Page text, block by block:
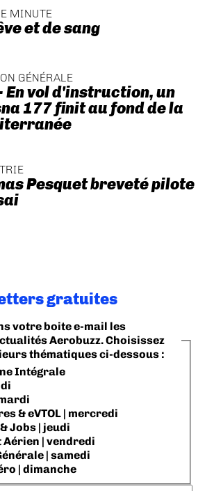
MINUTE
et de sang
GÉNÉRALE
En vol d'instruction, un
177 finit au fond de la
Pesquet breveté pilote
gratuites
votre boite e-mail les
Aerobuzz. Choisissez
thématiques ci-dessous :
Intégrale
& eVTOL | mercredi
Jobs | jeudi
| vendredi
| samedi
| dimanche